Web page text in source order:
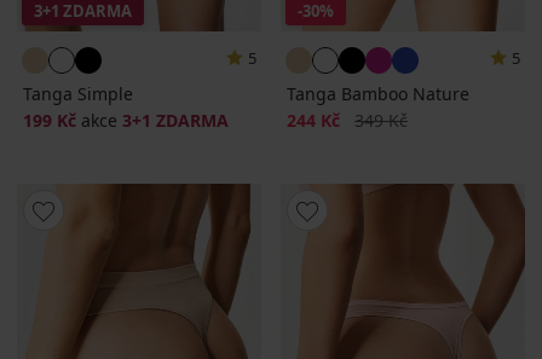
3+1 ZDARMA
5
Tanga Simple
199 Kč akce 3+1 ZDARMA
-30%
5
Tanga Bamboo Nature
Sleva
244 Kč Původní cena
349 Kč